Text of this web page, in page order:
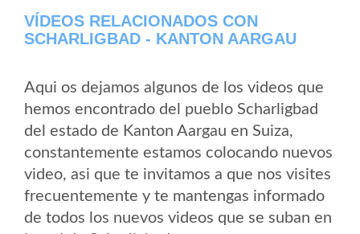
VÍDEOS RELACIONADOS CON
SCHARLIGBAD - KANTON AARGAU
Aqui os dejamos algunos de los videos que
hemos encontrado del pueblo Scharligbad
del estado de Kanton Aargau en Suiza,
constantemente estamos colocando nuevos
video, asi que te invitamos a que nos visites
frecuentemente y te mantengas informado
de todos los nuevos videos que se suban en